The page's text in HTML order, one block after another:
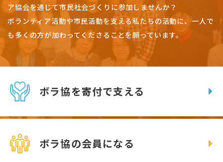
ア協会を通じて市民社会づくりに参加しませんか？
ボランティア活動や市民活動を支える私たちの活動に、一人で
も多くの方が加わってくださることを願っています。
ボラ協を寄付で支える
ボラ協の会員になる